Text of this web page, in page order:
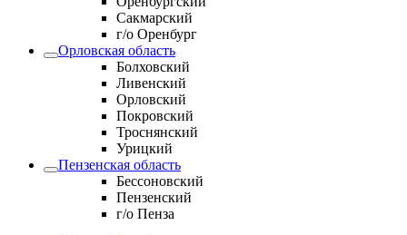
Сакмарский
г/о Оренбург
Орловская область
Болховский
Ливенский
Орловский
Покровский
Троснянский
Урицкий
Пензенская область
Бессоновский
Пензенский
г/о Пенза